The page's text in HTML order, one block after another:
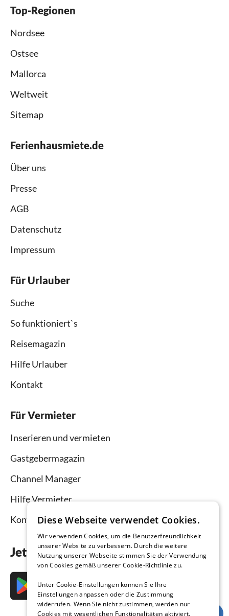
Top-Regionen
Nordsee
Ostsee
Mallorca
Weltweit
Sitemap
Ferienhausmiete.de
Über uns
Presse
AGB
Datenschutz
Impressum
Für Urlauber
Suche
So funktioniert`s
Reisemagazin
Hilfe Urlauber
Kontakt
Für Vermieter
Inserieren und vermieten
Gastgebermagazin
Channel Manager
Hilfe Vermieter
Kontakt
Jetzt die App downloaden
Diese Webseite verwendet Cookies.
Wir verwenden Cookies, um die Benutzerfreundlichkeit
unserer Website zu verbessern. Durch die weitere
Nutzung unserer Webseite stimmen Sie der Verwendung
von Cookies gemäß unserer Cookie-Richtlinie zu.
Unter Cookie-Einstellungen können Sie Ihre
Einstellungen anpassen oder die Zustimmung
widerrufen. Wenn Sie nicht zustimmen, werden nur
Cookies mit wesentlichen Funktionalitäten aktiviert.